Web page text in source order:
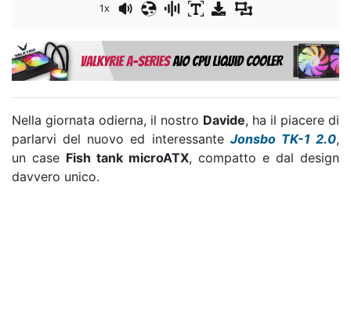
1x
Nella giornata odierna, il nostro Davide, ha il piacere di
parlarvi del nuovo ed interessante Jonsbo TK-1 2.0,
un case Fish tank microATX, compatto e dal design
davvero unico.